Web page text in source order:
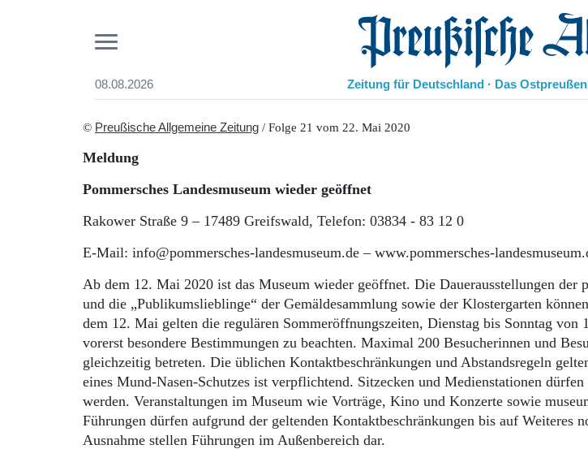
08.08.2026 Preußische Allgemeine Zeitung
Zeitung für Deutschland · Das
Start
Aktuelle Ausgabe
Abonnenten-Login
Abo Prämien
Mediadaten
Ostpreußen
Berlin-
Schlesien
Danzig und
Bücher
Suchen und finden
© Preußische Allgemeine Zeitung / Folge 21 vom 22. Mai 2020
Meldung
Pommersches Landesmuseum wieder geöffnet
Rakower Straße 9 – 17489 Greifswald, Telefon: 03834 - 83 12 0
E-Mail: info@pommersches-landesmuseum.de – www.pommersches-
Ab dem 12. Mai 2020 ist das Museum wieder geöffnet. Die Dauerausstellungen der
und die „Publikumslieblinge“ der Gemäldesammlung sowie der Klostergarten
dem 12. Mai gelten die regulären Sommeröffnungszeiten, Dienstag bis Sonntag von
vorerst besondere Bestimmungen zu beachten. Maximal 200 Besucherinnen und
gleichzeitig betreten. Die üblichen Kontaktbeschränkungen und Abstandsregeln
eines Mund-Nasen-Schutzes ist verpflichtend. Sitzecken und Medienstationen
werden. Veranstaltungen im Museum wie Vorträge, Kino und Konzerte sowie
Führungen dürfen aufgrund der geltenden Kontaktbeschränkungen bis auf Weiteres
Ausnahme stellen Führungen im Außenbereich dar.